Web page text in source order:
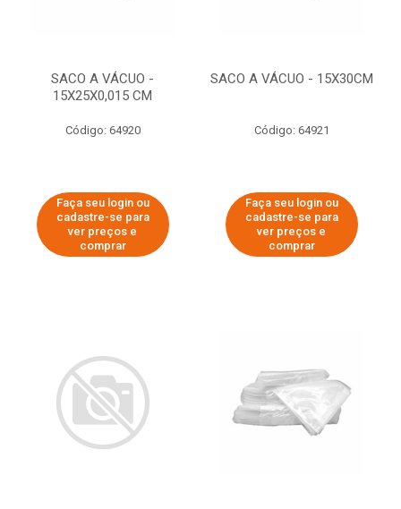
SACO A VÁCUO -
15X25X0,015 CM
Código: 64920
Faça seu login ou
cadastre-se para
ver preços e
comprar
SACO A VÁCUO - 15X30CM
Código: 64921
Faça seu login ou
cadastre-se para
ver preços e
comprar